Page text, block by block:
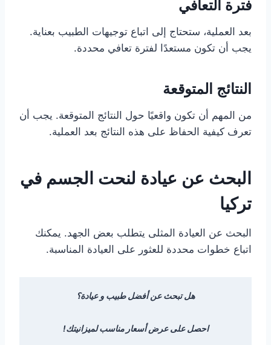
فترة التعافي
بعد العملية، ستحتاج إلى اتباع توجيهات الطبيب بعناية.
يجب أن تكون مستعدًا لفترة تعافي محددة.
النتائج المتوقعة
من المهم أن تكون واقعيًا حول النتائج المتوقعة. يجب أن
تعرف كيفية الحفاظ على هذه النتائج بعد العملية.
البحث عن عيادة لنحت الجسم في
تركيا
البحث عن العيادة المثلى يتطلب بعض الجهد. يمكنك
اتباع خطوات محددة للعثور على العيادة المناسبة.
هل تبحث عن أفضل طبيب و عيادة؟
احصل على عرض أسعار مناسب لميزانيتك!